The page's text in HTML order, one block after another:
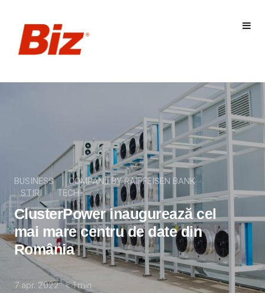
BUSINESS
COMPANII BY RAIFFEISEN BANK
STIRI
TECH
ClusterPower inaugurează cel
mai mare centru de date din
România
7 apr. 2022 < 1min